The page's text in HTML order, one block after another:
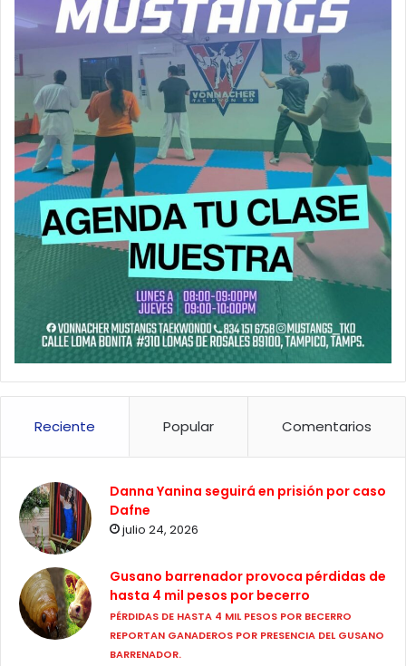
Reciente Popular Comentarios
Danna Yanina seguirá en prisión por caso
Dafne
julio 24, 2026
Gusano barrenador provoca pérdidas de
hasta 4 mil pesos por becerro
PÉRDIDAS DE HASTA 4 MIL PESOS POR BECERRO
REPORTAN GANADEROS POR PRESENCIA DEL GUSANO
BARRENADOR.